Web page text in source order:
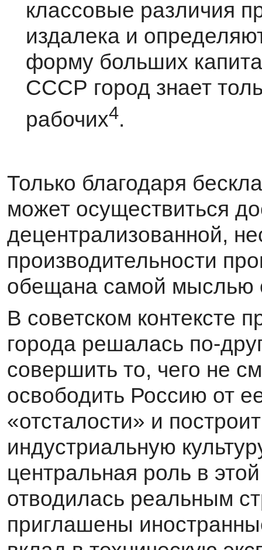
классовые различия
издалека и
форму больших
СССР город знает
рабочих4.
Только благодаря
может осуществиться
децентрализованной,
произво­дительности
обещана самой мыслью
В советском контексте
города решалась по-
совершить то, чего не
освободить Россию от
«отсталости» и
индустриальную
центральная роль в
отводилась реальным
приглашены